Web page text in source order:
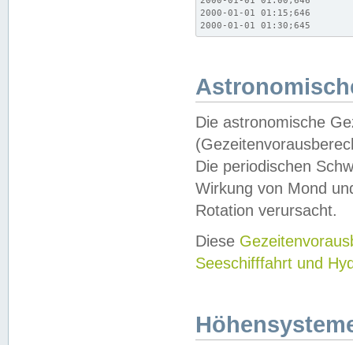
2000-01-01 01:15;646
2000-01-01 01:30;645
Die astronomische
Die periodischen
Wirkung von Mond
Rotation verursacht.
Diese
Seeschifffahrt und